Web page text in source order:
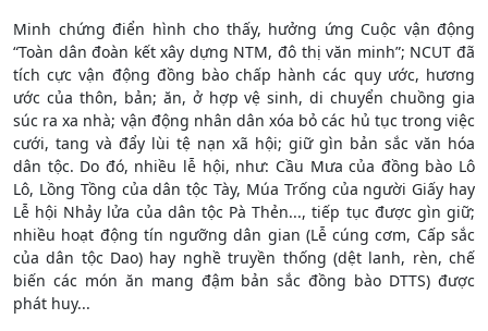
Minh chứng điển hình cho thấy, hưởng ứng Cuộc vận động
“Toàn dân đoàn kết xây dựng NTM, đô thị văn minh”; NCUT đã
tích cực vận động đồng bào chấp hành các quy ước, hương
ước của thôn, bản; ăn, ở hợp vệ sinh, di chuyển chuồng gia
súc ra xa nhà; vận động nhân dân xóa bỏ các hủ tục trong việc
cưới, tang và đẩy lùi tệ nạn xã hội; giữ gìn bản sắc văn hóa
dân tộc. Do đó, nhiều lễ hội, như: Cầu Mưa của đồng bào Lô
Lô, Lồng Tồng của dân tộc Tày, Múa Trống của người Giấy hay
Lễ hội Nhảy lửa của dân tộc Pà Thẻn..., tiếp tục được gìn giữ;
nhiều hoạt động tín ngưỡng dân gian (Lễ cúng cơm, Cấp sắc
của dân tộc Dao) hay nghề truyền thống (dệt lanh, rèn, chế
biến các món ăn mang đậm bản sắc đồng bào DTTS) được
phát huy...